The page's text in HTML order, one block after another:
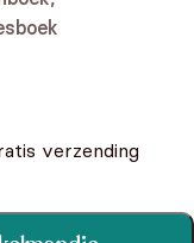
verzending